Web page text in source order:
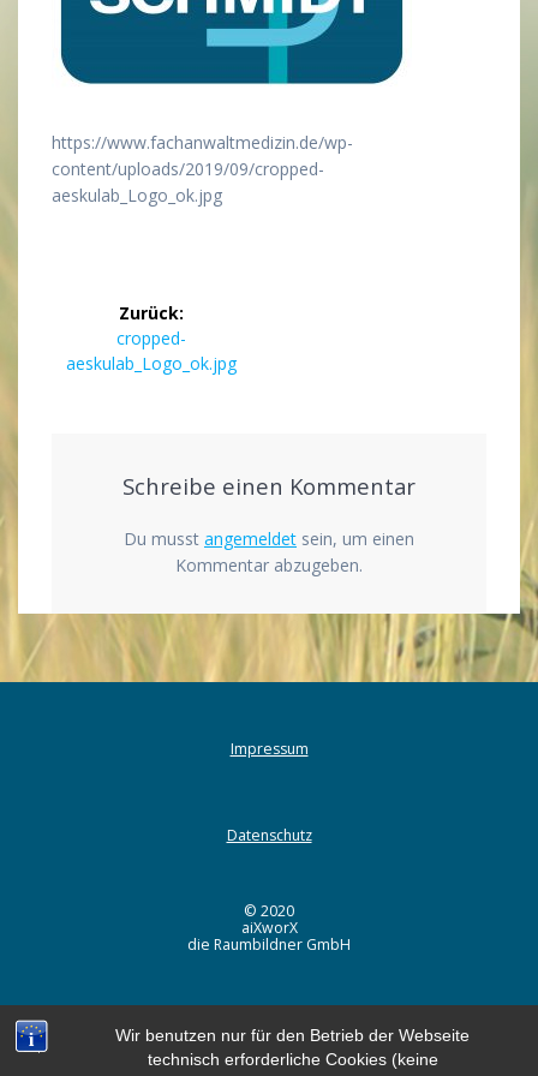
Wir benutzen nur für den Betrieb der Webseite
technisch erforderliche Cookies (keine
https://www.fachanwaltmedizin.de/wp-
content/uploads/2019/09/cropped-
aeskulab_Logo_ok.jpg
Beitragsnavigation
Zurück:
Vorheriger
Beitrag:
cropped-
aeskulab_Logo_ok.jpg
Schreibe einen Kommentar
Du musst angemeldet sein, um einen
Kommentar abzugeben.
Impressum
Datenschutz
© 2020
aiXworX
die Raumbildner GmbH